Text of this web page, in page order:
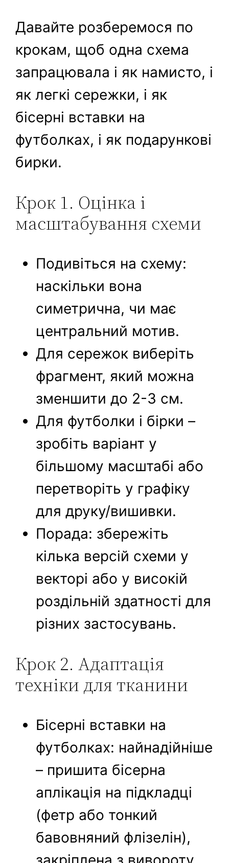
Давайте розберемося по
крокам, щоб одна схема
запрацювала і як намисто, і
як легкі сережки, і як
бісерні вставки на
футболках, і як подарункові
бирки.
Крок 1. Оцінка і
масштабування схеми
Подивіться на схему:
наскільки вона
симетрична, чи має
центральний мотив.
Для сережок виберіть
фрагмент, який можна
зменшити до 2-3 см.
Для футболки і бірки –
зробіть варіант у
більшому масштабі або
перетворіть у графіку
для друку/вишивки.
Порада: збережіть
кілька версій схеми у
векторі або у високій
роздільній здатності для
різних застосувань.
Крок 2. Адаптація
техніки для тканини
Бісерні вставки на
футболках: найнадійніше
– пришита бісерна
аплікація на підкладці
(фетр або тонкий
бавовняний флізелін),